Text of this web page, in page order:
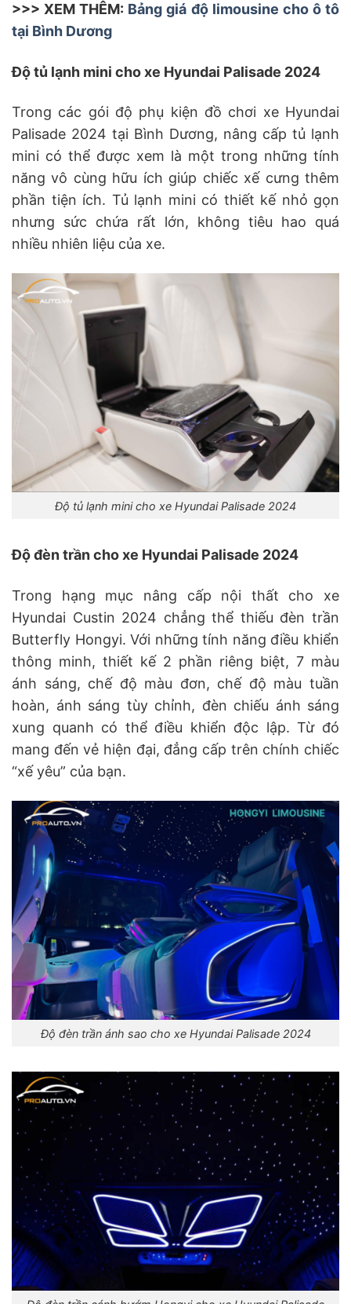
>>> XEM THÊM: Bảng giá độ limousine cho ô tô
tại Bình Dương
Độ tủ lạnh mini cho xe Hyundai Palisade 2024
Trong các gói độ phụ kiện đồ chơi xe Hyundai
Palisade 2024 tại Bình Dương, nâng cấp tủ lạnh
mini có thể được xem là một trong những tính
năng vô cùng hữu ích giúp chiếc xế cưng thêm
phần tiện ích. Tủ lạnh mini có thiết kế nhỏ gọn
nhưng sức chứa rất lớn, không tiêu hao quá
nhiều nhiên liệu của xe.
Độ tủ lạnh mini cho xe Hyundai Palisade 2024
Độ đèn trần cho xe Hyundai Palisade 2024
Trong hạng mục nâng cấp nội thất cho xe
Hyundai Custin 2024 chẳng thể thiếu đèn trần
Butterfly Hongyi. Với những tính năng điều khiển
thông minh, thiết kế 2 phần riêng biệt, 7 màu
ánh sáng, chế độ màu đơn, chế độ màu tuần
hoàn, ánh sáng tùy chỉnh, đèn chiếu ánh sáng
xung quanh có thể điều khiển độc lập. Từ đó
mang đến vẻ hiện đại, đẳng cấp trên chính chiếc
“xế yêu” của bạn.
Độ đèn trần ánh sao cho xe Hyundai Palisade 2024